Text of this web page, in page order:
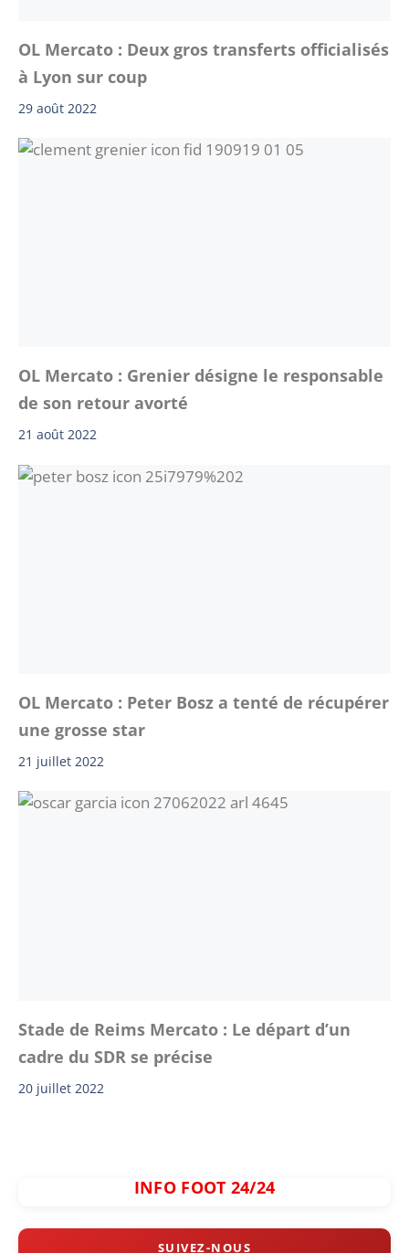
OL Mercato : Deux gros transferts officialisés
à Lyon sur coup
29 août 2022
OL Mercato : Grenier désigne le responsable
de son retour avorté
21 août 2022
OL Mercato : Peter Bosz a tenté de récupérer
une grosse star
21 juillet 2022
Stade de Reims Mercato : Le départ d’un
cadre du SDR se précise
20 juillet 2022
INFO FOOT 24/24